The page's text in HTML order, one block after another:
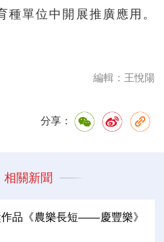
種單位中開展推廣應用。
編輯：王悅陽
分享：
相關新聞
作品《農樂長短——慶豐樂》